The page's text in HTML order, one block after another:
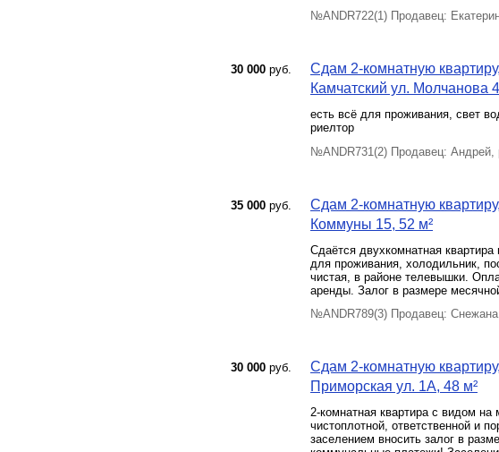
№ANDR722(1) Продавец:
30 000 руб.
Сдам 2-комнатную
Камчатский ул. Молчанова
есть всё для проживания, свет
риелтор
№ANDR731(2) Продавец: Андрей,
35 000 руб.
Сдам 2-комнатную
Коммуны 15, 52 м²
Сдаётся двухкомнатная
для проживания, холодильник,
чистая, в районе телевышки.
аренды. Залог в размере
№ANDR789(3) Продавец:
30 000 руб.
Сдам 2-комнатную
Приморская ул. 1А, 48 м²
2-комнатная квартира с видом
чистоплотной, ответственной и
заселением вносить залог в